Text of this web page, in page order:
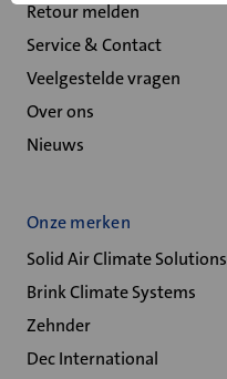
Retour melden
Service & Contact
Veelgestelde vragen
Over ons
Nieuws
Onze merken
Solid Air Climate Solutions
Brink Climate Systems
Zehnder
Dec International